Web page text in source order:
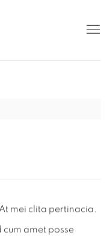
At mei clita pertinacia.
amet posse